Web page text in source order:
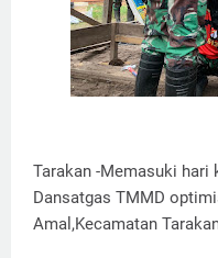
Tarakan -Memasuki hari
Dansatgas TMMD
Amal,Kecamatan